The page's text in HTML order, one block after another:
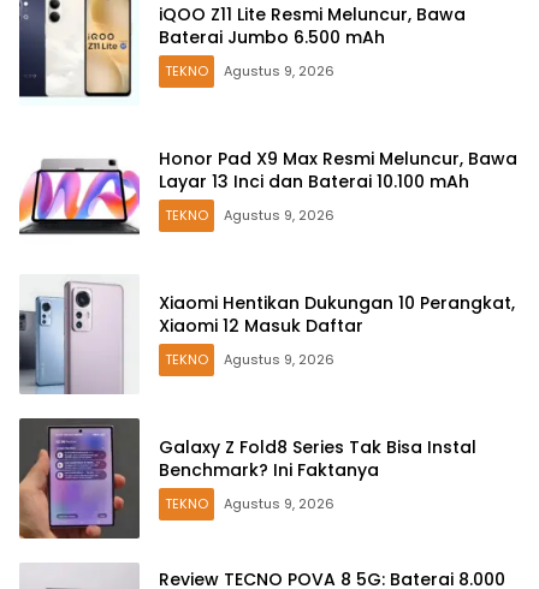
iQOO Z11 Lite Resmi Meluncur, Bawa
Baterai Jumbo 6.500 mAh
TEKNO Agustus 9, 2026
Honor Pad X9 Max Resmi Meluncur, Bawa
Layar 13 Inci dan Baterai 10.100 mAh
TEKNO Agustus 9, 2026
Xiaomi Hentikan Dukungan 10 Perangkat,
Xiaomi 12 Masuk Daftar
TEKNO Agustus 9, 2026
Galaxy Z Fold8 Series Tak Bisa Instal
Benchmark? Ini Faktanya
TEKNO Agustus 9, 2026
Review TECNO POVA 8 5G: Baterai 8.000